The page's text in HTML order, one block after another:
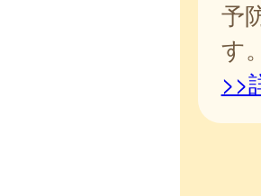
予
す
>>